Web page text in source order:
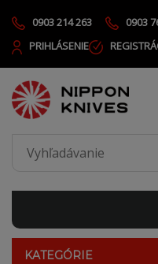
0903 214 263 0903
PRIHLÁSENIE
KATEGÓRIE